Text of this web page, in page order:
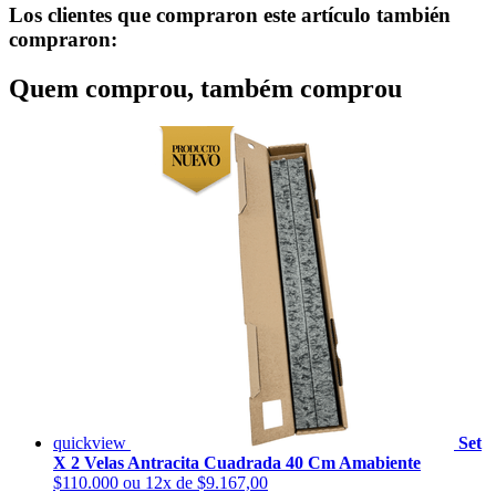
Los clientes que compraron este artículo también
compraron:
Quem comprou, também comprou
quickview
Set
X 2 Velas Antracita Cuadrada 40 Cm Amabiente
$110.000 ou 12x de $9.167,00